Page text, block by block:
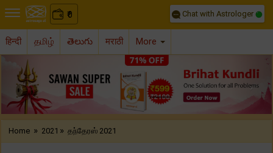
₹
0 Chat with Astrologer
हिन्दी தமிழ் తెలుగు मराठी More
Previous
Home » 2021 » தந்தேரஸ் 2021